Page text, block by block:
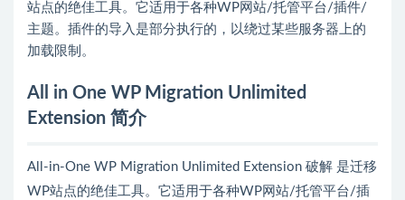
站点的绝佳工具。它适用于各种WP网站/托管平台/插件/
主题。插件的导入是部分执行的，以绕过某些服务器上的
加载限制。
All in One WP Migration Unlimited
Extension 简介
All-in-One WP Migration Unlimited Extension 破解 是迁移
WP站点的绝佳工具。它适用于各种WP网站/托管平台/插